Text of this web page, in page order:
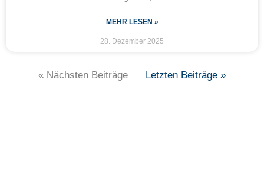
MEHR LESEN »
28. Dezember 2025
« Nächsten Beiträge Letzten Beiträge »